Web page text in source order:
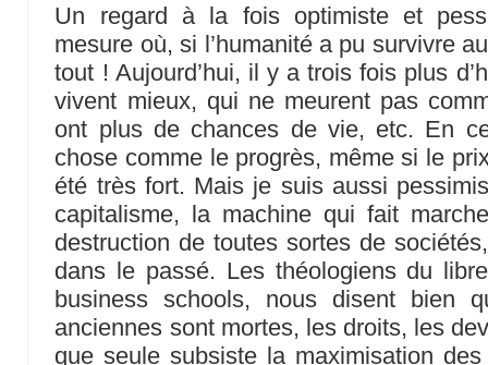
Un regard à la fois optimiste et
mesure où, si l’humanité a pu survivre
tout ! Aujourd’hui, il y a trois fois plus
vivent mieux, qui ne meurent pas
ont plus de chances de vie, etc. En
chose comme le progrès, même si le
été très fort. Mais je suis aussi
capitalisme, la machine qui fait
destruction de toutes sortes de
dans le passé. Les théologiens du
business schools, nous disent bien
anciennes sont mortes, les droits, les
que seule subsiste la maximisation